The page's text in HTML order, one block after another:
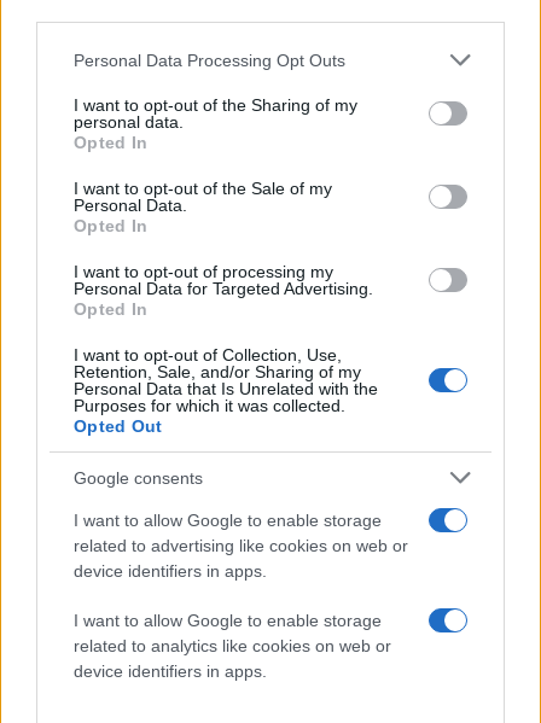
Please note that this website/app uses one or more Google
not limited to your visit or usage behaviour. You may click to
grant or deny consent to Google and its third-party tags to
use your data for below specified purposes in below Google
consent section.
Personal Data Processing Opt Outs
I want to opt-out of the Sharing of my
personal data.
Opted In
I want to opt-out of the Sale of my
Personal Data.
Opted In
I want to opt-out of processing my
Personal Data for Targeted Advertising.
Opted In
I want to opt-out of Collection, Use,
Retention, Sale, and/or Sharing of my
Personal Data that Is Unrelated with the
Purposes for which it was collected.
Opted Out
Google consents
I want to allow Google to enable storage
related to advertising like cookies on web or
device identifiers in apps.
I want to allow Google to enable storage
related to analytics like cookies on web or
device identifiers in apps.